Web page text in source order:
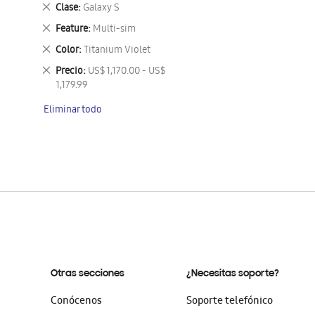
artículo
Clase Galaxy S
Eliminar
este
artículo
Feature Multi-sim
Eliminar
este
artículo
Color Titanium Violet
Eliminar
este
artículo
Precio US$ 1,170.00 - US$
1,179.99
Eliminar
este
Eliminar todo
Otras secciones
Conócenos
¿Necesitas soporte?
Soporte telefónico